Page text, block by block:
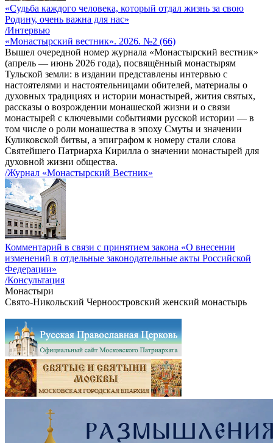
«Судьба каждого человека, который отдал жизнь за свою
Родину, очень важна для нас»
/Интервью
«Монастырский вестник». 2026. №2 (66)
Вышел очередной номер журнала «Монастырский вестник»
(апрель — июнь 2026 года), посвящённый монастырям
Тульской земли: в издании представлены интервью с
настоятелями и настоятельницами обителей, материалы о
духовных традициях и истории монастырей, жития святых,
рассказы о возрождении монашеской жизни и о связи
монастырей с ключевыми событиями русской истории — в
том числе о роли монашества в эпоху Смуты и значении
Куликовской битвы, а эпиграфом к номеру стали слова
Святейшего Патриарха Кирилла о значении монастырей для
духовной жизни общества.
/Журнал «Монастырский Вестник»
Комментарий в связи с принятием закона «О внесении
изменений в отдельные законодательные акты Российской
Федерации»
/Консультация
Монастыри
Свято-Никольский Черноостровский женский монастырь